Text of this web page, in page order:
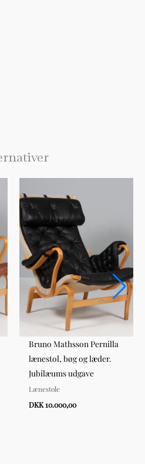
Bruno Mathsson Pernilla
lænestol, bøg og læder.
Jubilæums udgave
Lænestole
DKK 10.000,00